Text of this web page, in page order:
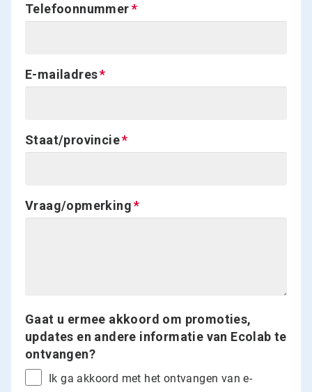
Telefoonnummer
E-mailadres
Staat/provincie
Vraag/opmerking
Gaat u ermee akkoord om promoties,
updates en andere informatie van Ecolab te
ontvangen?
Ik ga akkoord met het ontvangen van e-